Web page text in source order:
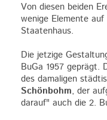
Von diesen beiden
wenige Elemente
Staatenhaus.
Die jetzige
BuGa 1957 geprägt.
des damaligen
Schönbohm, der
darauf" auch die 2.